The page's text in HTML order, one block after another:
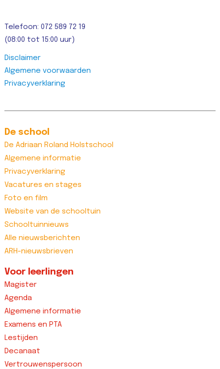
Telefoon: 072 589 72 19
(08:00 tot 15:00 uur)
Disclaimer
Algemene voorwaarden
Privacyverklaring
De school
De Adriaan Roland Holstschool
Algemene informatie
Privacyverklaring
Vacatures en stages
Foto en film
Website van de schooltuin
Schooltuinnieuws
Alle nieuwsberichten
ARH-nieuwsbrieven
Voor leerlingen
Magister
Agenda
Algemene informatie
Examens en PTA
Lestijden
Decanaat
Vertrouwenspersoon